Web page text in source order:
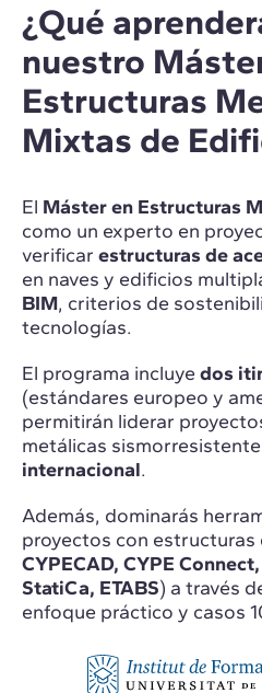
¿Qué
nuestro
Estructuras
Mixtas de
El Máster en Estructuras
como un experto en
verificar estructuras de
en naves y edificios
BIM, criterios de
tecnologías.
El programa incluye dos
(estándares europeo y
permitirán liderar
metálicas
internacional.
Además, dominarás
proyectos con estructuras
CYPECAD, CYPE
StatiCa, ETABS) a través
enfoque práctico y casos